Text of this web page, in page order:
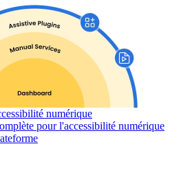
numérique
pour l'accessibilité numérique